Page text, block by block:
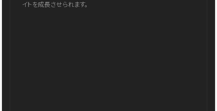
イトを成長させられます。